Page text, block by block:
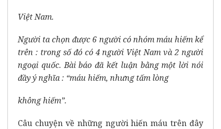
Việt Nam.
Người ta chọn được 6 người có nhóm máu hiếm kể
trên : trong số đó có 4 người Việt Nam và 2 người
ngoại quốc. Bài báo đã kết luận bằng một lời nói
đầy ý nghĩa : “máu hiếm, nhưng tấm lòng
không hiếm”.
Câu chuyện về những người hiến máu trên đây